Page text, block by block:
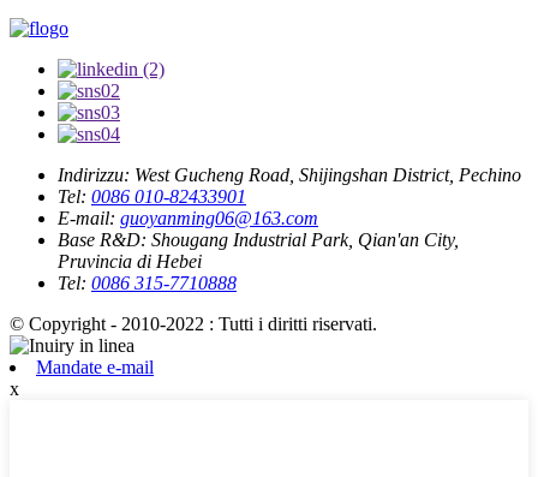
Indirizzu: West Gucheng Road, Shijingshan District, Pechino
Tel: 0086 010-82433901
E-mail: guoyanming06@163.com
Base R&D: Shougang Industrial Park, Qian'an City,
Pruvincia di Hebei
Tel: 0086 315-7710888
© Copyright - 2010-2022 : Tutti i diritti riservati.
Mandate e-mail
x